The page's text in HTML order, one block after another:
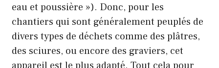
eau et poussière »). Donc, pour les
chantiers qui sont généralement peuplés de
divers types de déchets comme des plâtres,
des sciures, ou encore des graviers, cet
appareil est le plus adapté. Tout cela pour